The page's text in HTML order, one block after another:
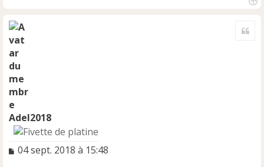
Adel2018
M
04 sept. 2018 à 15:48